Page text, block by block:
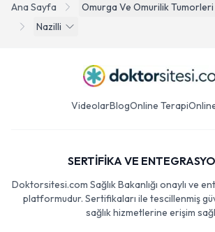
Ana Sayfa Omurga Ve Omurilik Tumorleri
Nazilli
VideolarBlogOnline Terapi
SERTİFİKA VE
Doktorsitesi.com Sağlık Bakanlığı onaylı ve
platformudur. Sertifikaları ile tescillenmiş
sağlık hizmetlerine erişim